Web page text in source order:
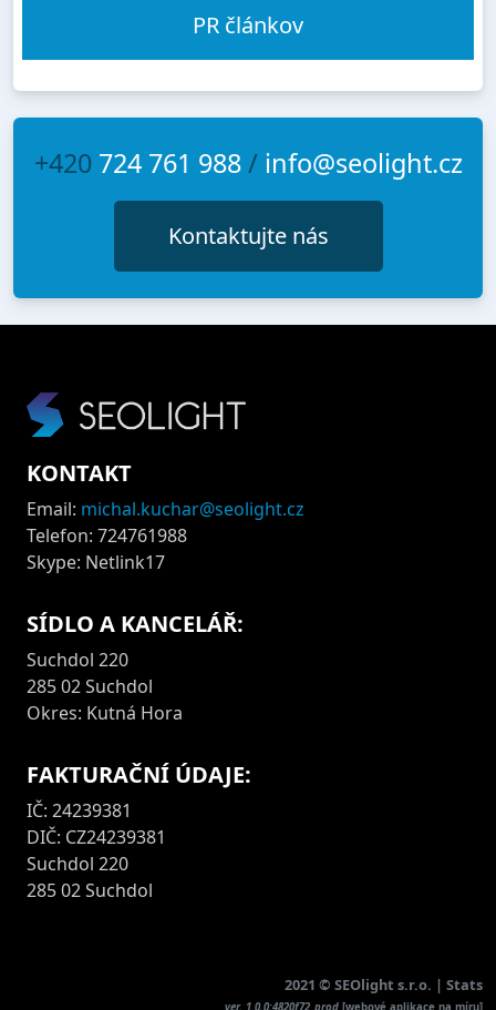
PR článkov
+420 724 761 988/ info@seolight.cz
Kontaktujte nás
KONTAKT
Email: michal.kuchar@seolight.cz
Telefon: 724761988
Skype: Netlink17
SÍDLO A KANCELÁŘ:
Suchdol 220
285 02 Suchdol
Okres: Kutná Hora
FAKTURAČNÍ ÚDAJE:
IČ: 24239381
DIČ: CZ24239381
Suchdol 220
285 02 Suchdol
2021 © SEOlight s.r.o. | Stats